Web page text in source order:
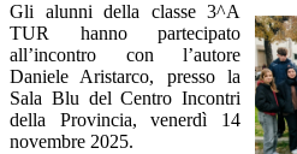
Gli alunni della classe 3^A
TUR hanno partecipato
all’incontro con l’autore
Daniele Aristarco, presso la
Sala Blu del Centro Incontri
della Provincia, venerdì 14
novembre 2025.